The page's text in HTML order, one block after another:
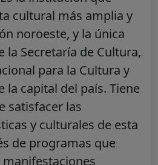
cultural más amplia y
noroeste, y la única
la Secretaría de Cultura,
para la Cultura y
la capital del país. Tiene
satisfacer las
y culturales de esta
de programas que